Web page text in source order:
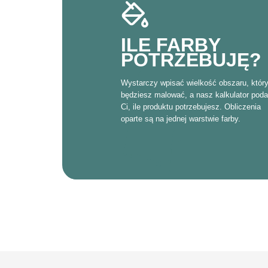
ILE FARBY
POTRZEBUJĘ?
Wystarczy wpisać wielkość obszaru, który
będziesz malować, a nasz kalkulator poda
Ci, ile produktu potrzebujesz. Obliczenia
oparte są na jednej warstwie farby.